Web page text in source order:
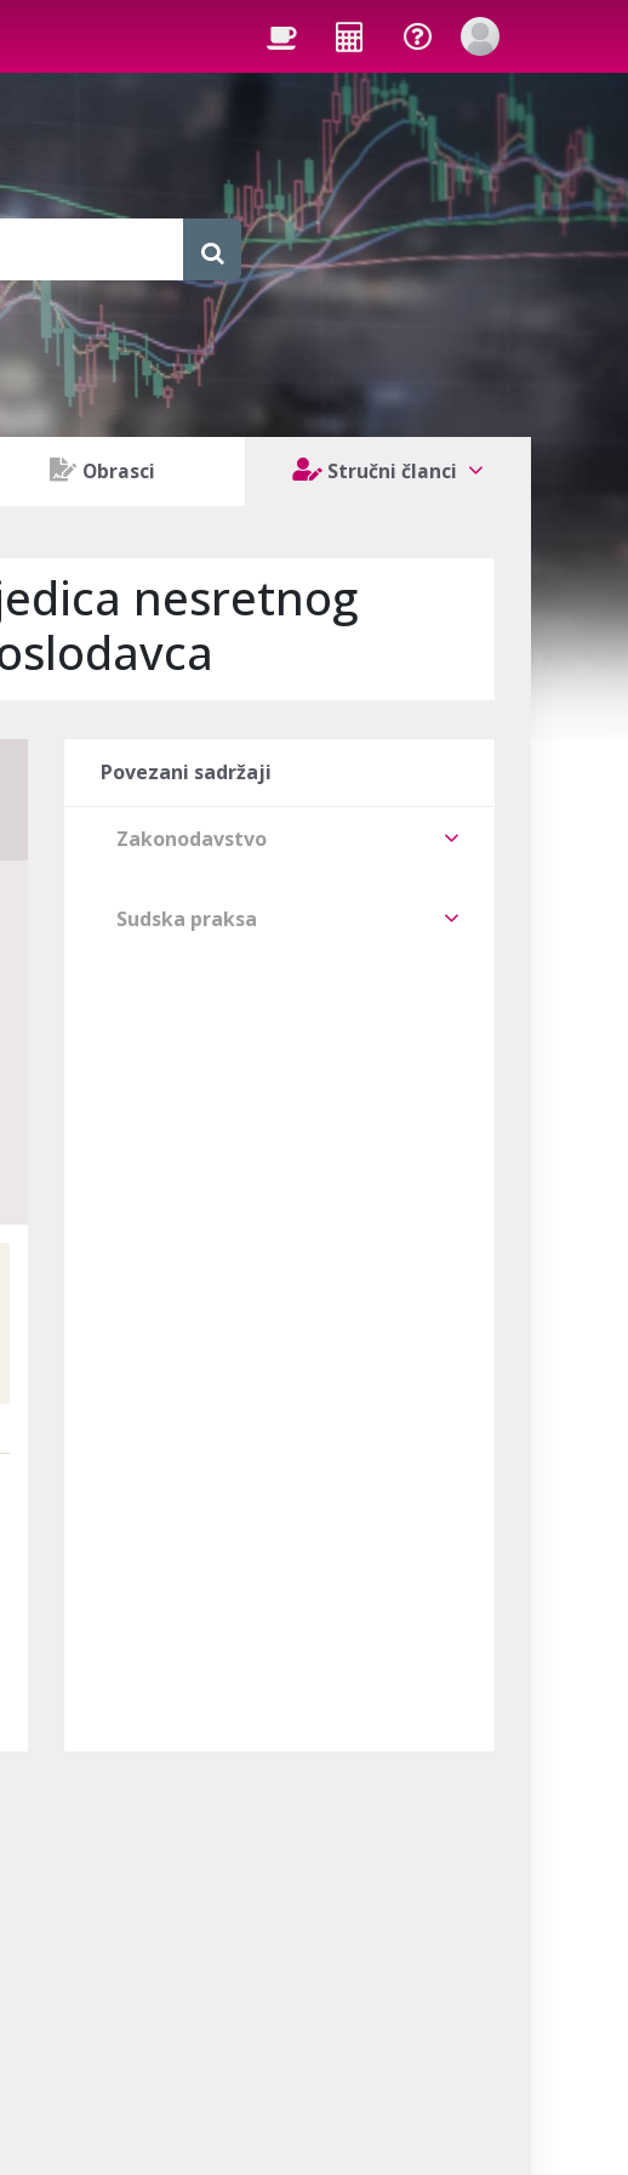
Obrasci Stručni članci
nesretnog
Povezani sadržaji
Zakonodavstvo
Sudska praksa